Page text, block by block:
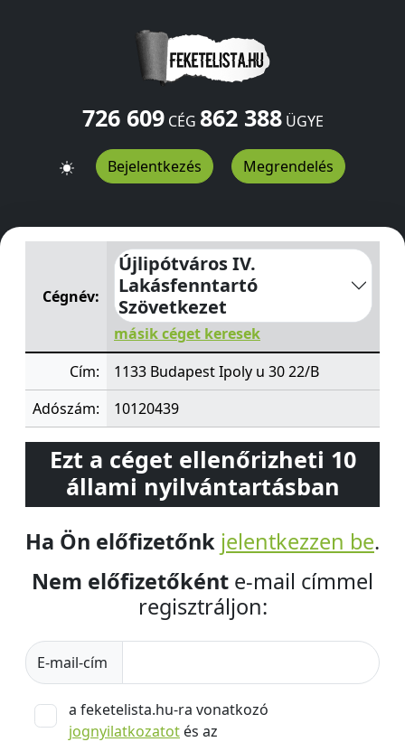
726 609CÉG 862 388ÜGYE
Bejelentkezés Megrendelés
Újlipótváros IV. Lakásfenntartó SzövetkezetIpoly u 30
Cégnév:
Újlipótváros IV.
Lakásfenntartó
Szövetkezet
másik céget keresek
Cím:
1133 Budapest Ipoly u 30 22/B
Adószám:
10120439
Ezt a céget ellenőrizheti 10
állami nyilvántartásban
Ha Ön előfizetőnk jelentkezzen be.
Nem előfizetőként e-mail címmel
regisztráljon:
E-mail-cím
a feketelista.hu-ra vonatkozó
jognyilatkozatot és az